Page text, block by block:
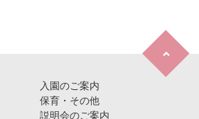
入園のご案内
保育・その他
説明会のご案内